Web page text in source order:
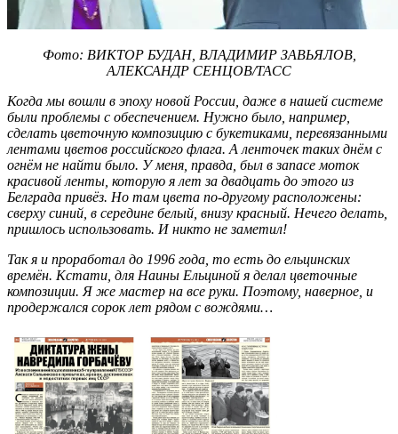
Фото: ВИКТОР БУДАН, ВЛАДИМИР ЗАВЬЯЛОВ,
АЛЕКСАНДР СЕНЦОВ/ТАСС
Когда мы вошли в эпоху новой России, даже в нашей системе
были проблемы с обеспечением. Нужно было, например,
сделать цветочную композицию с букетиками, перевязанными
лентами цветов российского флага. А ленточек таких днём с
огнём не найти было. У меня, правда, был в запасе моток
красивой ленты, которую я лет за двадцать до этого из
Белграда привёз. Но там цвета по-другому расположены:
сверху синий, в середине белый, внизу красный. Нечего делать,
пришлось использовать. И никто не заметил!
Так я и проработал до 1996 года, то есть до ельцинских
времён. Кстати, для Наины Ельциной я делал цветочные
композиции. Я же мастер на все руки. Поэтому, наверное, и
продержался сорок лет рядом с вождями…